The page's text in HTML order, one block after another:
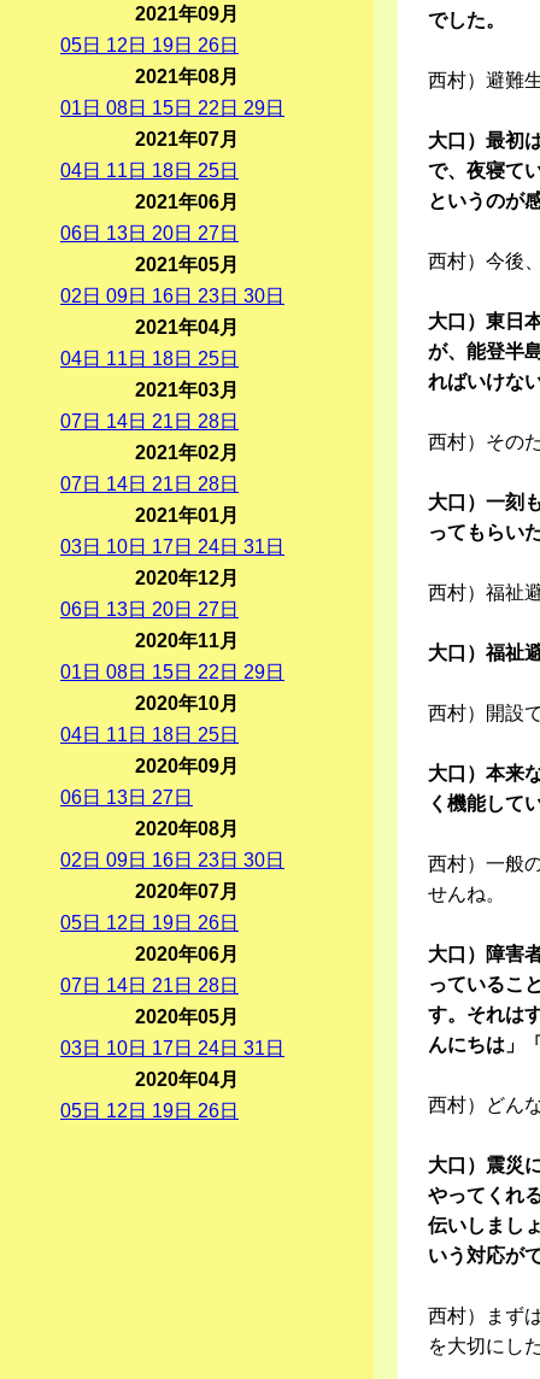
でした。
西村）避難
大口）最初
で、夜寝て
というのが
西村）今後
大口）東日
が、能登半
ればいけな
西村）その
大口）一刻
ってもらい
西村）福祉
大口）福祉
西村）開設
大口）本来
く機能して
西村）一般
せんね。
大口）障害
っているこ
す。それは
んにちは」
西村）どん
大口）震災
やってくれ
伝いしまし
いう対応が
西村）まず
を大切にし
2021年09月
05日 12 日 19日 26日
2021年08月
01 日 08日 15日 22 日 29日
2021年07月
04日 11 日 18日 25日
2021年06月
06日 13日 20日 27日
2021年05月
02 日 09日 16日 23日 30日
2021年04月
04日 11 日 18日 25日
2021年03月
07日 14日 21 日 28日
2021年02月
07日 14日 21 日 28日
2021年01月
03日 10日 17日 24日 31 日
2020年12月
06日 13日 20日 27日
2020年11月
01 日 08日 15日 22 日 29日
2020年10月
04日 11 日 18日 25日
2020年09月
06日 13日 27日
2020年08月
02 日 09日 16日 23日 30日
2020年07月
05日 12 日 19日 26日
2020年06月
07日 14日 21 日 28日
2020年05月
03日 10日 17日 24日 31 日
2020年04月
05日 12 日 19日 26日